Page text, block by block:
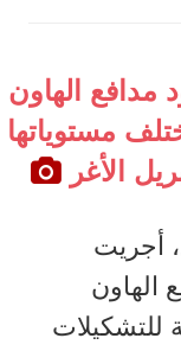
مدافع الهاون
مستوياتها
أجريت
الهاون
للتشكيلات